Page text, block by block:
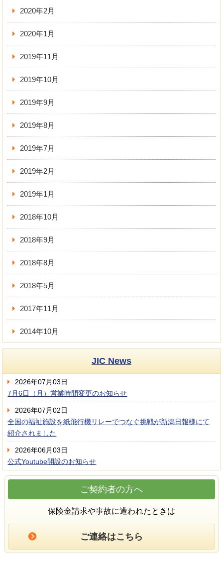
2020年2月
2020年1月
2019年11月
2019年10月
2019年9月
2019年8月
2019年7月
2019年2月
2019年1月
2018年10月
2018年9月
2018年8月
2018年5月
2017年11月
2014年10月
JIC News
2026年07月03日
7月6日（月）営業時間変更のお知らせ
2026年07月02日
全国の福祉施設を紙飛行機リレーでつなぐ挑戦が新潟日報様にて
紹介されました
2026年06月03日
公式Youtube開設のお知らせ
ご契約者の方へ
保険金請求や事故に遭われたときは
ご連絡はこちら